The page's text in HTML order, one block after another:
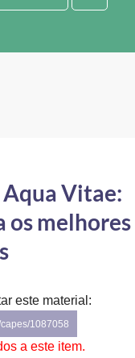
Vitae:
os melhores
este material:
1087058
a este item.